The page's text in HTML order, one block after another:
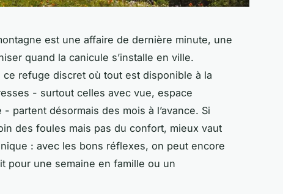
est une affaire de dernière minute, une
quand la canicule s’installe en ville.
refuge discret où tout est disponible à la
- surtout celles avec vue, espace
partent désormais des mois à l’avance. Si
des foules mais pas du confort, mieux vaut
: avec les bons réflexes, on peut encore
pour une semaine en famille ou un